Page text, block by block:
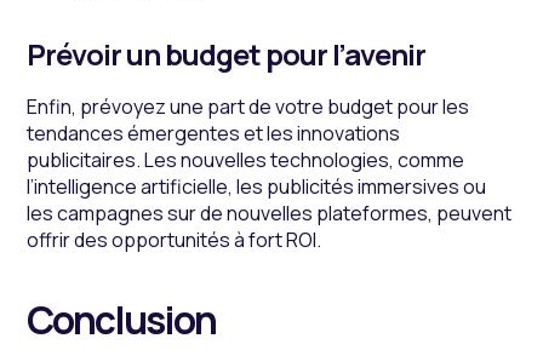
Prévoir un budget pour l’avenir
Enfin, prévoyez une part de votre budget pour les
tendances émergentes et les innovations
publicitaires. Les nouvelles technologies, comme
l’intelligence artificielle, les publicités immersives ou
les campagnes sur de nouvelles plateformes, peuvent
offrir des opportunités à fort ROI.
Conclusion